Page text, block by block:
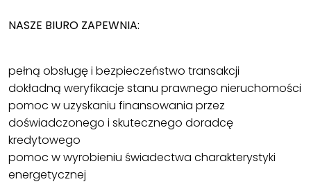
NASZE BIURO ZAPEWNIA:
pełną obsługę i bezpieczeństwo transakcji
dokładną weryfikacje stanu prawnego nieruchomości
pomoc w uzyskaniu finansowania przez
doświadczonego i skutecznego doradcę
kredytowego
pomoc w wyrobieniu świadectwa charakterystyki
energetycznej